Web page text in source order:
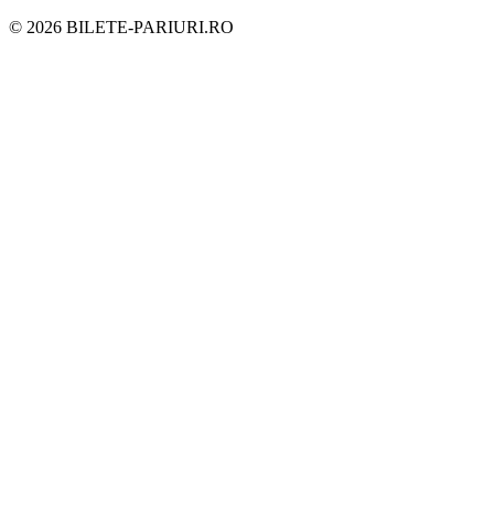
© 2026 BILETE-PARIURI.RO